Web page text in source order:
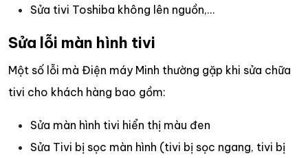
Sửa tivi Toshiba không lên nguồn,…
Sửa lỗi màn hình tivi
Một số lỗi mà Điện máy Minh thường gặp khi sửa chữa
tivi cho khách hàng bao gồm:
Sửa màn hình tivi hiển thị màu đen
Sửa Tivi bị sọc màn hình (tivi bị sọc ngang, tivi bị